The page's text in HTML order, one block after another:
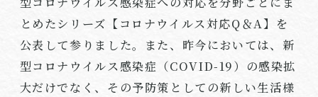
とめたシリーズ【コロナウイルス対応Q＆A】を
公表して参りました。また、昨今においては、新
型コロナウイルス感染症（COVID-19）の感染拡
大だけでなく、その予防策としての新しい生活様